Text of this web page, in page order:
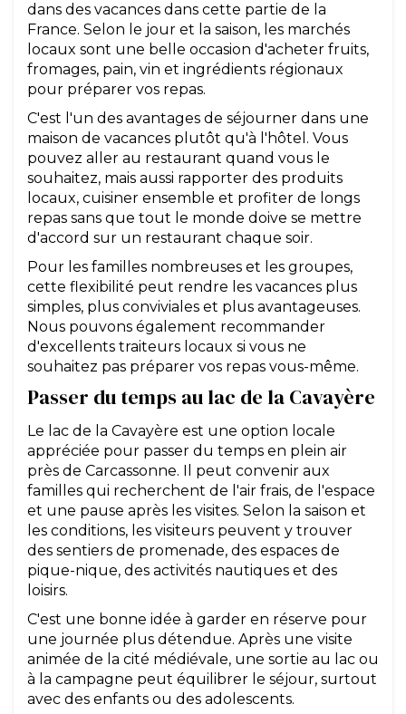
dans des vacances dans cette partie de la
France. Selon le jour et la saison, les marchés
locaux sont une belle occasion d'acheter fruits,
fromages, pain, vin et ingrédients régionaux
pour préparer vos repas.
C'est l'un des avantages de séjourner dans une
maison de vacances plutôt qu'à l'hôtel. Vous
pouvez aller au restaurant quand vous le
souhaitez, mais aussi rapporter des produits
locaux, cuisiner ensemble et profiter de longs
repas sans que tout le monde doive se mettre
d'accord sur un restaurant chaque soir.
Pour les familles nombreuses et les groupes,
cette flexibilité peut rendre les vacances plus
simples, plus conviviales et plus avantageuses.
Nous pouvons également recommander
d'excellents traiteurs locaux si vous ne
souhaitez pas préparer vos repas vous-même.
Passer du temps au lac de la Cavayère
Le lac de la Cavayère est une option locale
appréciée pour passer du temps en plein air
près de Carcassonne. Il peut convenir aux
familles qui recherchent de l'air frais, de l'espace
et une pause après les visites. Selon la saison et
les conditions, les visiteurs peuvent y trouver
des sentiers de promenade, des espaces de
pique-nique, des activités nautiques et des
loisirs.
C'est une bonne idée à garder en réserve pour
une journée plus détendue. Après une visite
animée de la cité médiévale, une sortie au lac ou
à la campagne peut équilibrer le séjour, surtout
avec des enfants ou des adolescents.